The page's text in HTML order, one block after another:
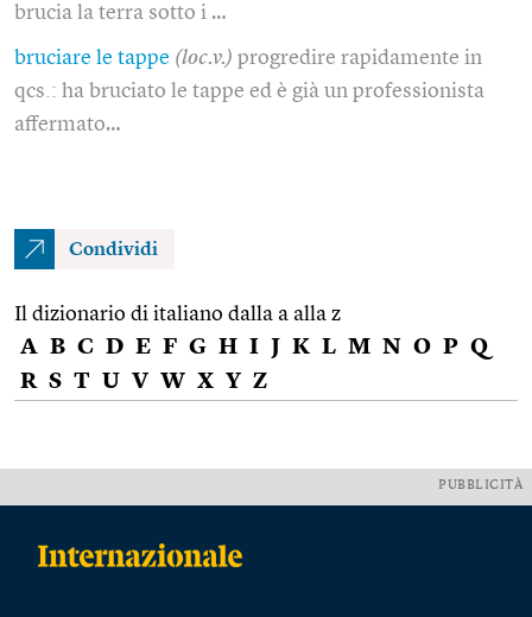
brucia la terra sotto i …
bruciare le tappe (loc.v.) progredire rapidamente in
qcs.: ha bruciato le tappe ed è già un professionista
affermato…
Condividi
Il dizionario di italiano dalla a alla z
A B C D E F G H I J K L M N O P Q
R S T U V W X Y Z
PUBBLICITÀ